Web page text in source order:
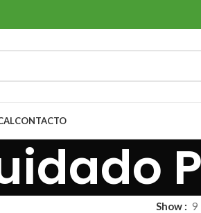
CONTACTO
Show 9